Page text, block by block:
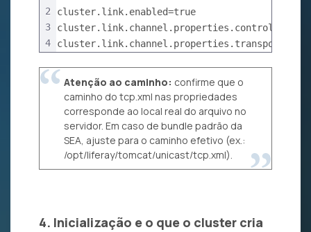
2
cluster.link.enabled=true
3
cluster.link.channel.properties.control=/
4
Atenção ao caminho: confirme que o
caminho do tcp.xml nas propriedades
corresponde ao local real do arquivo no
servidor. Em caso de bundle padrão da
SEA, ajuste para o caminho efetivo (ex.:
/opt/liferay/tomcat/unicast/tcp.xml).
4. Inicialização e o que o cluster cria